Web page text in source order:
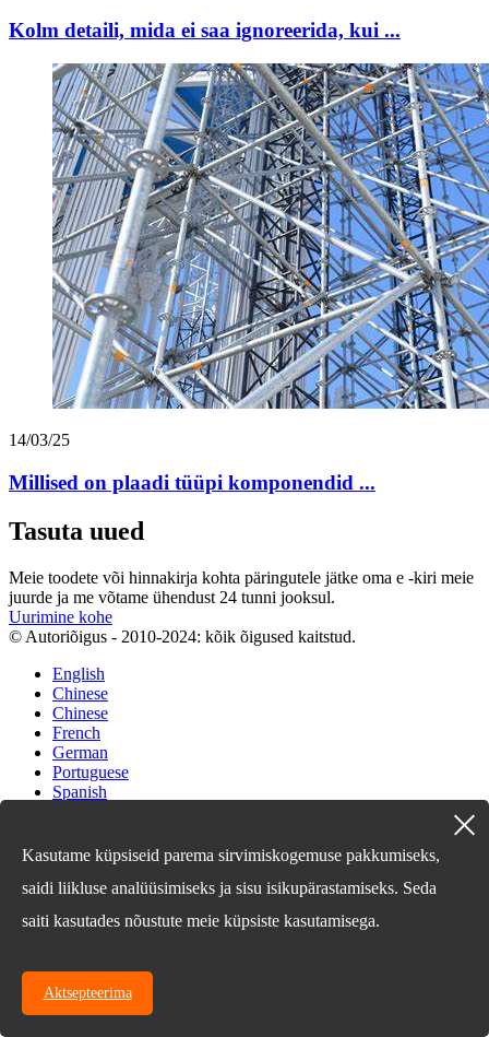
Kolm detaili, mida ei saa ignoreerida, kui ...
14/03/25
Millised on plaadi tüüpi komponendid ...
Tasuta uued
Meie toodete või hinnakirja kohta päringutele jätke oma e -kiri meie
juurde ja me võtame ühendust 24 tunni jooksul.
Uurimine kohe
© Autoriõigus - 2010-2024: kõik õigused kaitstud.
English
Chinese
Chinese
French
German
Portuguese
Spanish
Korean
Irish
Turkish
Danish
Romanian
Kasutame küpsiseid parema sirvimiskogemuse pakkumiseks,
saidi liikluse analüüsimiseks ja sisu isikupärastamiseks. Seda
saiti kasutades nõustute meie küpsiste kasutamisega.
Aktsepteerima